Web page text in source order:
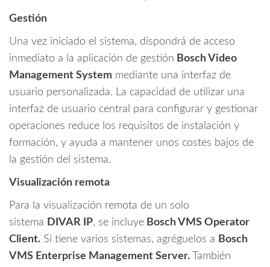
Gestión
Una vez iniciado el sistema, dispondrá de acceso
inmediato a la aplicación de gestión Bosch Video
Management System mediante una interfaz de
usuario personalizada. La capacidad de utilizar una
interfaz de usuario central para configurar y gestionar
operaciones reduce los requisitos de instalación y
formación, y ayuda a mantener unos costes bajos de
la gestión del sistema.
Visualización remota
Para la visualización remota de un solo
sistema DIVAR IP, se incluye Bosch VMS Operator
Client. Si tiene varios sistemas, agréguelos a Bosch
VMS Enterprise Management Server. También